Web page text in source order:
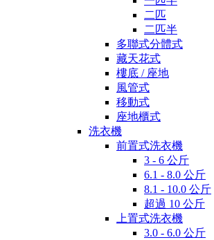
二匹
二匹半
多聯式分體式
藏天花式
樓底 / 座地
風管式
移動式
座地櫃式
洗衣機
前置式洗衣機
3 - 6 公斤
6.1 - 8.0 公斤
8.1 - 10.0 公斤
超過 10 公斤
上置式洗衣機
3.0 - 6.0 公斤